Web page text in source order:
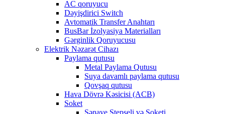
AC qoruyucu
Dəyişdirici Switch
Avtomatik Transfer Anahtarı
BusBar İzolyasiya Materialları
Gərginlik Qoruyucusu
Elektrik Nəzarət Cihazı
Paylama qutusu
Metal Paylama Qutusu
Suya davamlı paylama qutusu
Qovşaq qutusu
Hava Dövrə Kəsicisi (ACB)
Soket
Sənaye Ştepseli və Soketi